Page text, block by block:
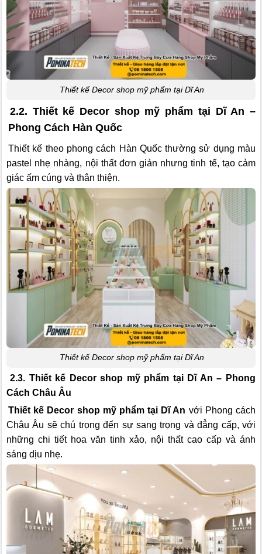
Thiết kế Decor shop mỹ phẩm tại Dĩ An
2.2. Thiết kế Decor shop mỹ phẩm tại Dĩ An –
Phong Cách Hàn Quốc
Thiết kế theo phong cách Hàn Quốc thường sử dụng màu
pastel nhẹ nhàng, nội thất đơn giản nhưng tinh tế, tạo cảm
giác ấm cúng và thân thiện.
Thiết kế Decor shop mỹ phẩm tại Dĩ An
2.3. Thiết kế Decor shop mỹ phẩm tại Dĩ An – Phong
Cách Châu Âu
Thiết kế Decor shop mỹ phẩm tại Dĩ An với Phong cách
Châu Âu sẽ chú trọng đến sự sang trọng và đẳng cấp, với
những chi tiết hoa văn tinh xảo, nội thất cao cấp và ánh
sáng dịu nhẹ.